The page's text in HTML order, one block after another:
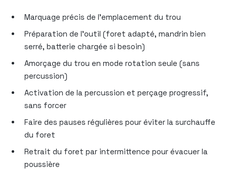
Marquage précis de l’emplacement du trou
Préparation de l’outil (foret adapté, mandrin bien
serré, batterie chargée si besoin)
Amorçage du trou en mode rotation seule (sans
percussion)
Activation de la percussion et perçage progressif,
sans forcer
Faire des pauses régulières pour éviter la surchauffe
du foret
Retrait du foret par intermittence pour évacuer la
poussière